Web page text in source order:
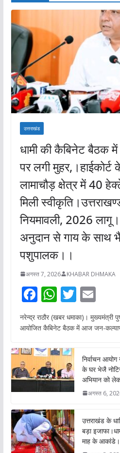
उत्तराखंड
धामी की कैबिनेट बैठक
पर लगी मुहर,।हाईकोर्ट
लामाचौड़ क्षेत्र में 40
मिली
नियमावली, 2026
अनुदान से गाय के साथ
पशुपालक।।
अगस्त 7, 2026 KHABAR DHMAKA
F
ac
e
o
o
k
W
h
at
A
p
p
T
w
itt
E
m
ai
नरेन्द्र राठौर (खबर धमाका)। मुख्यमंत्री
आयोजित कैबिनेट बैठक में आज जन-
निर्वाचन
के घर भेजै
अभियान को
अगस्त 6,
उत्तराखंड के
बड़ा
माह के आकांडे।